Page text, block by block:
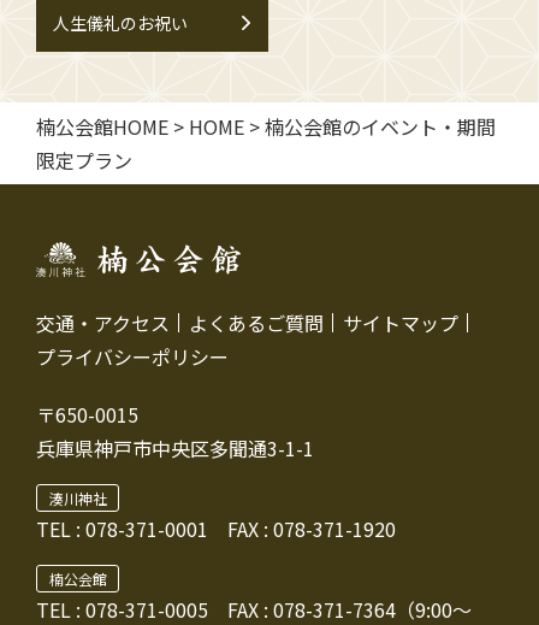
人生儀礼のお祝い
楠公会館HOME > HOME >楠公会館のイベント・期間
限定プラン
交通・アクセス よくあるご質問
サイトマップ
プライバシーポリシー
〒650-0015
兵庫県神戸市中央区多聞通3-1-1
湊川神社
TEL : 078-371-0001 FAX : 078-371-1920
楠公会館
TEL : 078-371-0005 FAX : 078-371-7364（9:00～